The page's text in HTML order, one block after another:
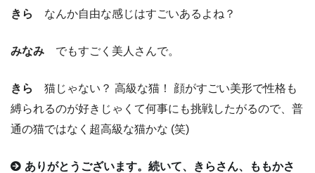
きら なんか自由な感じはすごいあるよね？
みなみ でもすごく美人さんで。
きら
猫じゃない？ 高級な猫！ 顔がすごい美形で性格も
縛られるのが好きじゃくて何事にも挑戦したがるので、普
通の猫ではなく超高級な猫かな (笑)
ありがとうございます。続いて、きらさん、ももかさ